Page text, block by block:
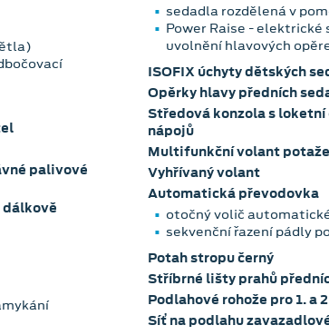
palivové
dálkově
sedadla rozdělená v
Power Raise -
uvolnění hlavových
ISOFIX úchyty dětských
Opěrky hlavy předních
Středová konzola s loketní
nápojů
Multifunkční volant
Vyhřívaný volant
Automatická převodovka
otočný volič
sekvenční řazení pádly
Potah stropu černý
Stříbrné lišty prahů
Podlahové rohože pro 1. a
Síť na podlahu